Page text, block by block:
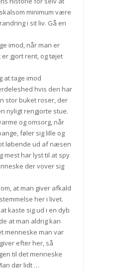
minimum være
i sit liv. Gå en
imod, når man er
gjort rent, og tøjet
at tage imod
hvis den har
stor buket roser, der
nyligt rengjorte stue.
og omsorg, når
føler sig lille og
løbende ud af næsen
mest har lyst til at spy
der vover sig
at man giver afkald
her i livet.
kaste sig ud i en dyb
at man aldrig kan
menneske man var
efter her, så
til det menneske
dør lidt …